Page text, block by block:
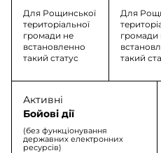
Для Рощинської
територіальної
громади не
встановленно
такий статус
Для
громади
такий
Активні
Бойові дії
(без функціонування
державних електронних
ресурсів)